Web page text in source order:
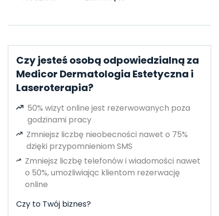
Czy jesteś osobą odpowiedzialną za
Medicor Dermatologia Estetyczna i
Laseroterapia?
50% wizyt online jest rezerwowanych poza
godzinami pracy
Zmniejsz liczbę nieobecności nawet o 75%
dzięki przypomnieniom SMS
Zmniejsz liczbę telefonów i wiadomości nawet
o 50%, umożliwiając klientom rezerwację
online
Czy to Twój biznes?